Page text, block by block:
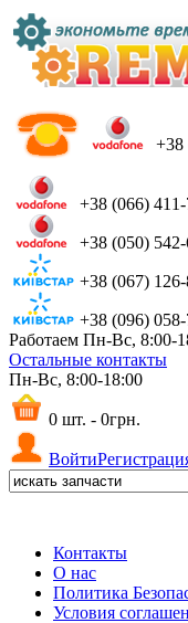
+38
+38 (066) 411-
+38 (050)
+38 (067)
+38 (096)
Работаем Пн-Вс, 8:00-
Остальные контакты
Пн-Вс, 8:00-18:00
0 шт. - 0грн.
Войти
Контакты
О нас
Политика
Условия